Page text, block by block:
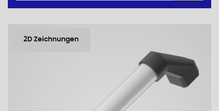
2D Zeichnungen